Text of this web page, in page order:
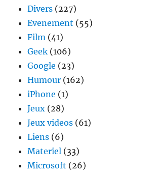
Divers (227)
Evenement (55)
Film (41)
Geek (106)
Google (23)
Humour (162)
iPhone (1)
Jeux (28)
Jeux videos (61)
Liens (6)
Materiel (33)
Microsoft (26)